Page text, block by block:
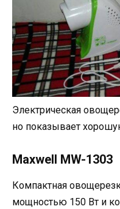
Электрическая
но показывает
Maxwell MW-1303
Компактная
мощностью 150 Вт и